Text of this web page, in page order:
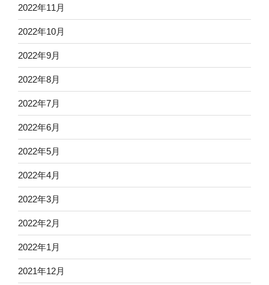
2022年11月
2022年10月
2022年9月
2022年8月
2022年7月
2022年6月
2022年5月
2022年4月
2022年3月
2022年2月
2022年1月
2021年12月